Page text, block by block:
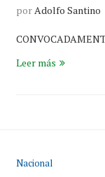
porAdolfo Santino
Leer más
Nacional